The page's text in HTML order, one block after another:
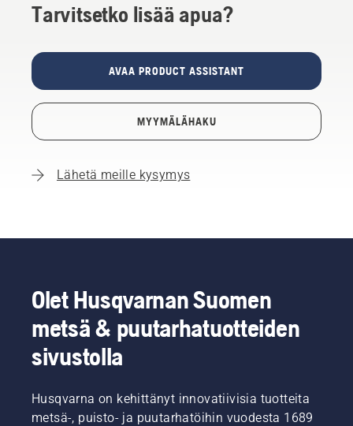
Tarvitsetko lisää apua?
AVAA PRODUCT ASSISTANT
MYYMÄLÄHAKU
Lähetä meille kysymys
Olet Husqvarnan Suomen
metsä & puutarhatuotteiden
sivustolla
Husqvarna on kehittänyt innovatiivisia tuotteita
metsä-, puisto- ja puutarhatöihin vuodesta 1689